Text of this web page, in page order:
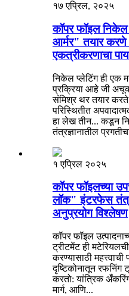
१७ एप्रिल, २०२५
कॉपर फॉइल
आर्मर" तयार करणे
एकत्रीकरणाचा
निकेल प्लेटिंग ही एक
प्रक्रिया आहे जी
संमिश्र थर तयार
परिस्थितीत
हा लेख तीन... कडून
तंत्रज्ञानातील
१ एप्रिल २०२५
कॉपर फॉइलच्या
लॉक" इंटरफेस
अनुप्रयोग विश्लेषण
कॉपर फॉइल
ट्रीटमेंट ही
करण्यासाठी
दृष्टिकोनातून
करतो: यांत्रिक
मार्ग, आणि...